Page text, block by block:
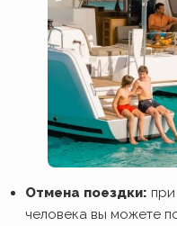
Отмена поездки:
человека вы можете